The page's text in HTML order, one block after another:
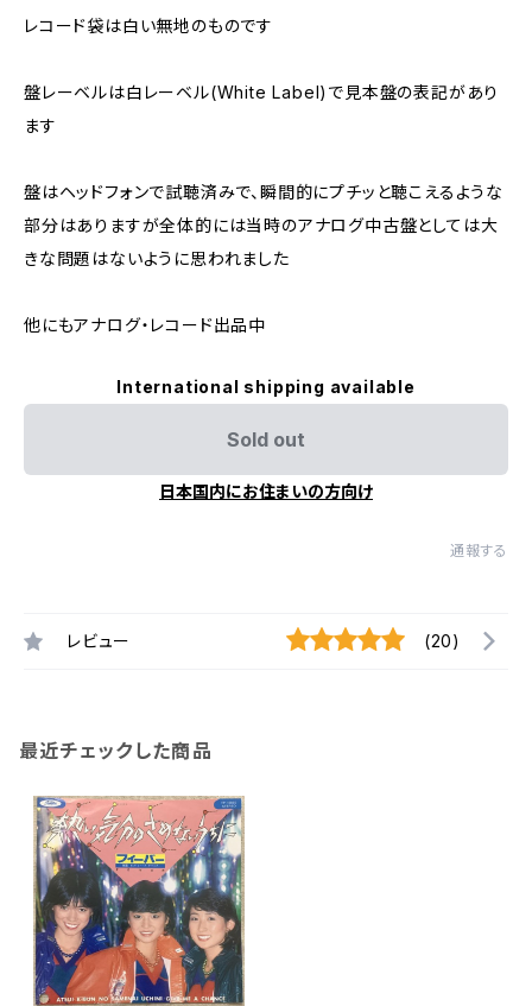
レコード袋は白い無地のものです
盤レーベルは白レーベル(White Label)で見本盤の表記があり
ます
盤はヘッドフォンで試聴済みで、瞬間的にプチッと聴こえるような
部分はありますが全体的には当時のアナログ中古盤としては大
きな問題はないように思われました
他にもアナログ・レコード出品中
International shipping available
Sold out
日本国内にお住まいの方向け
通報する
レビュー (20)
最近チェックした商品